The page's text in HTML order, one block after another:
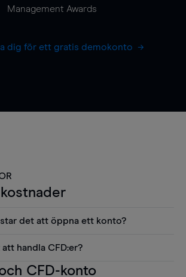
Management Awards
dig för ett gratis demokonto
det att öppna ett konto?
verktyg som diagram, Reuters
handla CFD:er?
att tänka på när man
CFD-konto